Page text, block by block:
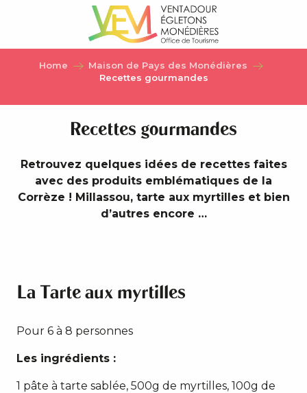
Home
Maison de Pays des Monédières
Recettes gourmandes
Recettes gourmandes
Retrouvez quelques idées de recettes faites
avec des produits emblématiques de la
Corrèze ! Millassou, tarte aux myrtilles et bien
d’autres encore …
La Tarte aux myrtilles
Pour 6 à 8 personnes
Les ingrédients :
1 pâte à tarte sablée, 500g de myrtilles, 100g de